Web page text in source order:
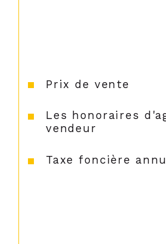
Prix de vente
Les honoraires
vendeur
Taxe foncière